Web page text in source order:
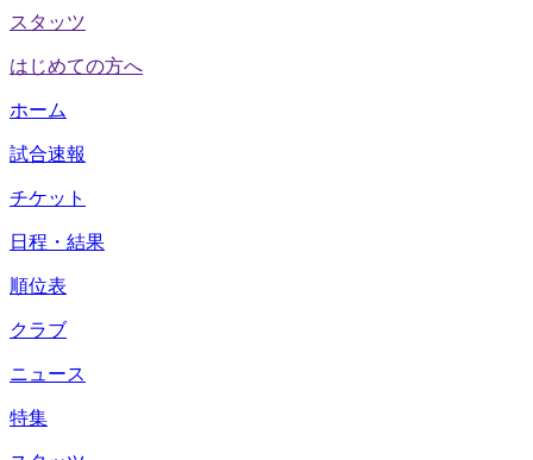
スタッツ
はじめての方へ
ホーム
試合速報
チケット
日程・結果
順位表
クラブ
ニュース
特集